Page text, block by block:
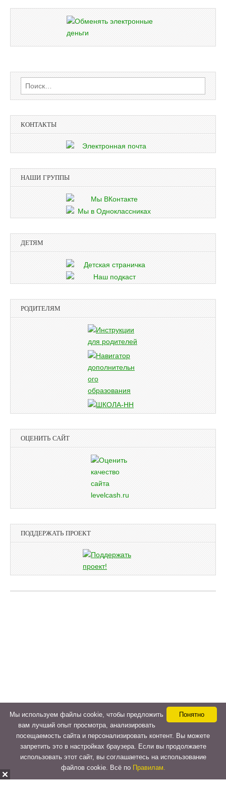
Найти:
КОНТАКТЫ
НАШИ ГРУППЫ
ДЕТЯМ
РОДИТЕЛЯМ
ОЦЕНИТЬ САЙТ
ПОДДЕРЖАТЬ ПРОЕКТ
Понятно
Мы используем файлы cookie, чтобы предложить
вам лучший опыт просмотра, анализировать
посещаемость сайта и персонализировать контент. Вы можете
запретить это в настройках браузера. Если вы продолжаете
использовать этот сайт, вы соглашаетесь на использование
файлов cookie. Всё по Правилам.